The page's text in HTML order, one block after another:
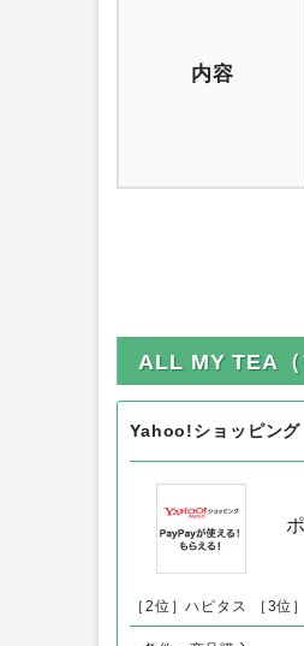
内容
ALL MY TEA（
Yahoo!ショッピング